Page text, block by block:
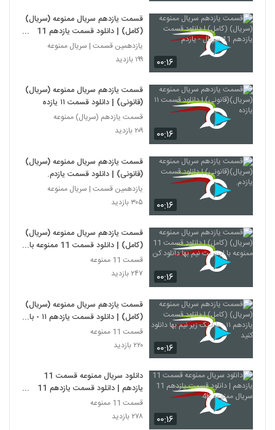
۰۰:۱۶
قسمت یازدهم سریال ممنوعه (سریال)
(کامل) | دانلود قسمت یازدهم 11
سریال - یازدم
یازدهمین قسمت | سریال ممنوعه
۱۹۹ بازدید
۰۰:۱۶
قسمت یازدهم سریال ممنوعه (سریال)
(قانونی) | دانلود قسمت ۱۱ یازده
قسمت یازدهم (سریال) ممنوعه
۲۰۹ بازدید
۰۰:۱۶
قسمت یازدهم سریال ممنوعه (سریال)
(قانونی) | دانلود قسمت یازدم.
یازدهمین قسمت | سریال ممنوعه
۳۰۵ بازدید
۰۰:۱۶
قسمت یازدهم سریال ممنوعه (سریال)
(کامل) | دانلود قسمت 11 ممنوعه با
اینترنت نیم بها دانلود کن
قسمت 11 ممنوعه
۲۴۷ بازدید
۰۰:۱۶
قسمت یازدهم سریال ممنوعه (سریال)
(کامل) | دانلود قسمت یازدهم ۱۱ - با
لینک زیر نیم بها دانلود کنید
قسمت 11 ممنوعه
۲۲۰ بازدید
۰۰:۱۶
دانلود سریال ممنوعه قسمت 11
یازدهم | دانلود قسمت یازدهم 11
سریال ممنوعه 4K
قسمت 11 ممنوعه
۲۷۸ بازدید